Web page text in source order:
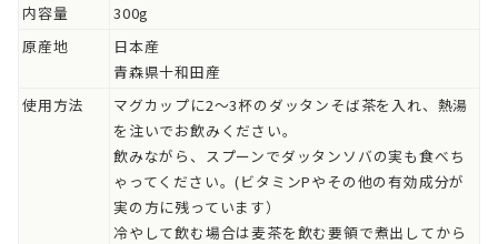
内容量
300g
原産地
日本産
青森県十和田産
使用方法
マグカップに2～3杯のダッタンそば茶を入れ、熱湯
を注いでお飲みください。
飲みながら、スプーンでダッタンソバの実も食べち
ゃってください。(ビタミンPやその他の有効成分が
実の方に残っています）
冷やして飲む場合は麦茶を飲む要領で煮出してから